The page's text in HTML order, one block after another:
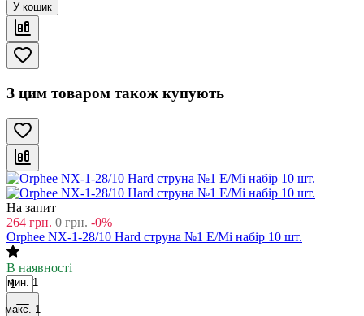
У кошик
З цим товаром також купують
На запит
264 грн. 0 грн. -0%
Orphee NX-1-28/10 Hard струна №1 E/Мі набір 10 шт.
В наявності
мин. 1
макс. 1